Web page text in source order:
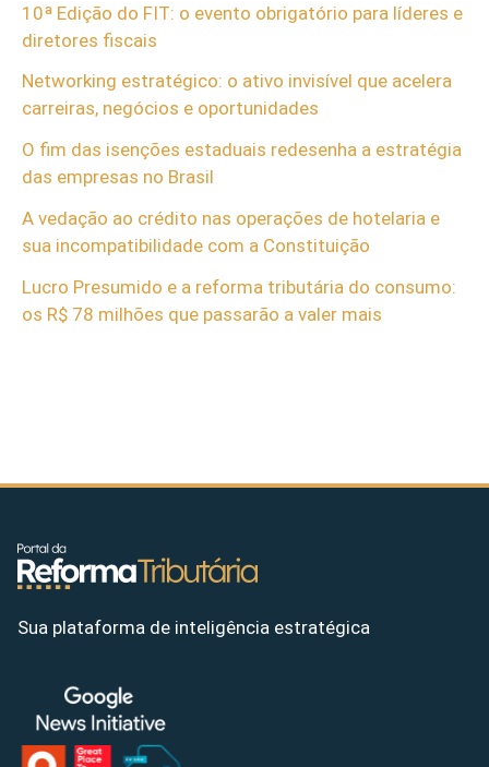
10ª Edição do FIT: o evento obrigatório para líderes e
diretores fiscais
Networking estratégico: o ativo invisível que acelera
carreiras, negócios e oportunidades
O fim das isenções estaduais redesenha a estratégia
das empresas no Brasil
A vedação ao crédito nas operações de hotelaria e
sua incompatibilidade com a Constituição
Lucro Presumido e a reforma tributária do consumo:
os R$ 78 milhões que passarão a valer mais
Sua plataforma de inteligência estratégica